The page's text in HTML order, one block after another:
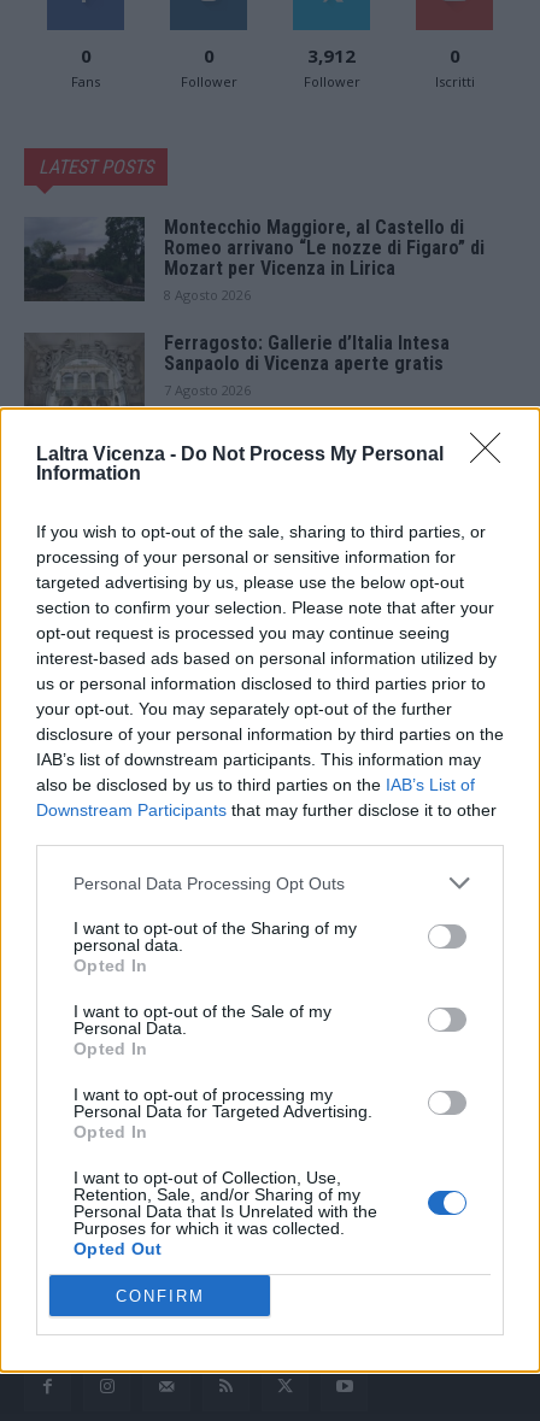
Laltra Vicenza - Do Not Process My Personal
Information
If you wish to opt-out of the sale, sharing to third parties, or
processing of your personal or sensitive information for
targeted advertising by us, please use the below opt-out
section to confirm your selection. Please note that after your
opt-out request is processed you may continue seeing
interest-based ads based on personal information utilized by
us or personal information disclosed to third parties prior to
your opt-out. You may separately opt-out of the further
disclosure of your personal information by third parties on the
IAB’s list of downstream participants. This information may
also be disclosed by us to third parties on the IAB’s List of
Downstream Participants that may further disclose it to other
Personal Data Processing Opt Outs
I want to opt-out of the Sharing of my
personal data.
Opted In
I want to opt-out of the Sale of my
Personal Data.
Opted In
I want to opt-out of processing my
Personal Data for Targeted Advertising.
Opted In
I want to opt-out of Collection, Use,
Retention, Sale, and/or Sharing of my
Personal Data that Is Unrelated with the
Purposes for which it was collected.
Opted Out
CONFIRM
0
Fans
0
Follower
3,912
Follower
0
Iscritti
LATEST POSTS
Montecchio Maggiore, al Castello di
Romeo arrivano “Le nozze di Figaro” di
Mozart per Vicenza in Lirica
8 Agosto 2026
Ferragosto: Gallerie d’Italia Intesa
Sanpaolo di Vicenza aperte gratis
7 Agosto 2026
Paolo Gnutti premiato come eccellenza
6 Agosto 2026
Berici in Festival 2026: a Lonigo “Little
Italy, sulla strada del sogno”
5 Agosto 2026
“Teatro in casa”: il 5 agosto il primo
spettacolo a Marano Vicentino con Maria
Celeste Carobene
4 Agosto 2026
Salotti Urbani 2026 al Bixio di Vicenza:
agosto inizia con libri, poesie e musica
3 Agosto 2026
Quotidiano web del bello e sul buono di Vicenza e dintorni
redazione@laltravicenza.it
Pubblicità
laltravicenza@laltravicenza.it
Amministrazione